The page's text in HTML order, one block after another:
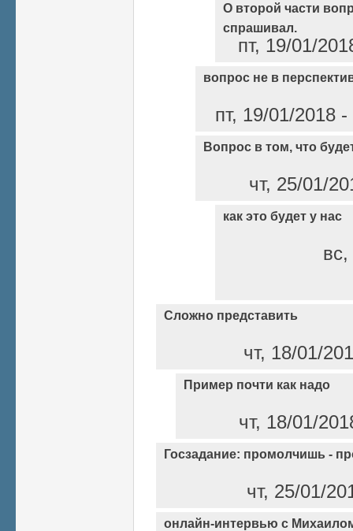
О второй части
спрашивал.
пт, 19/01/
вопрос не в
пт, 19/01/2018
Вопрос в том, что
чт, 25/01/
как это будет у нас
Сложно представить
чт, 18/01/
Пример почти как надо
чт, 18/01/
Госзадание: промолчишь -
чт, 25/01/
онлайн-интервью с